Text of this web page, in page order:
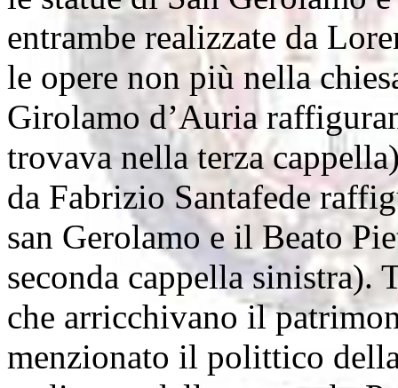
entrambe realizzate da
le opere non più nella
Girolamo d’Auria
trovava nella terza
da Fabrizio Santafede
san Gerolamo e il Beato
seconda cappella sinistra).
che arricchivano il
menzionato il polittico